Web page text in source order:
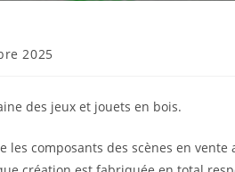
2025
des jeux et jouets en bois.
composants des scènes en vente